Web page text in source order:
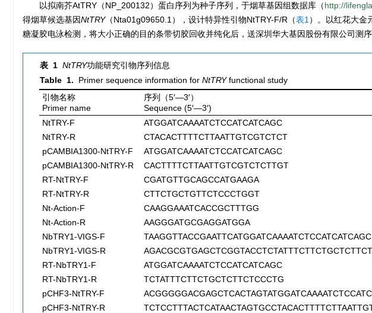
以拟南芥AtTRY（NP_200132）蛋白序列为种子序列，于烟草基因组数据库（http://
得烟草候选基因NtTRY（Nta01g09650.1），设计特异性引物NtTRY-F/R（表1 ）。以红花大金
糖凝胶电泳检测，将大小正确的目的条带切胶回收并纯化后，送深圳华大基因股份有限公司测序
表 1 NtTRY功能研究引物序列信息
Table 1.
Primer sequence information for NtTRYfunctional study
引物名称
Primer name
序列（5′—3′）
Sequence (5′—3′)
NtTRY-F
ATGGATCAAAATCTCCATCATCAGC
NtTRY-R
CTACACTTTTCTTAATTGTCGTCTCT
pCAMBIA1300-NtTRY-F
ATGGATCAAAATCTCCATCATCAGC
pCAMBIA1300-NtTRY-R
CACTTTTCTTAATTGTCGTCTCTTGT
RT-NtTRY-F
CGATGTTGCAGCCATGAAGA
RT-NtTRY-R
CTTCTGCTGTTCTCCCTGGT
Nt-Action-F
CAAGGAAATCACCGCTTTGG
Nt-Action-R
AAGGGATGCGAGGATGGA
NbTRY1-VIGS-F
TAAGGTTACCGAATTCATGGATCAAAATCTCCATCATCAGC
NbTRY1-VIGS-R
RT-NbTRY1-F
ATGGATCAAAATCTCCATCATCAGC
RT-NbTRY1-R
TCTATTTCTTCTGCTCTTCTCCCTG
pCHF3-NtTRY-F
pCHF3-NtTRY-R